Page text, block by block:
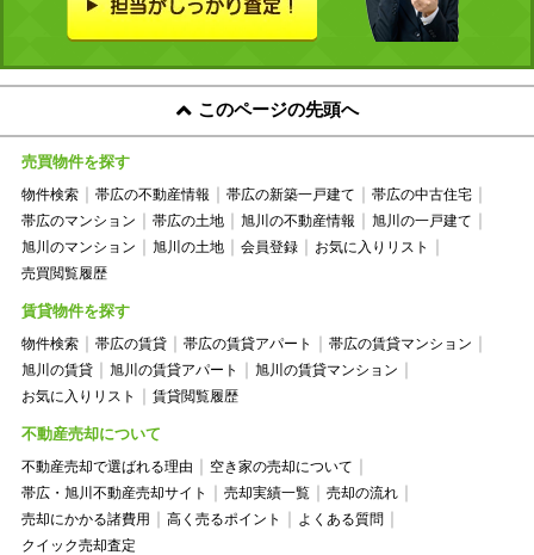
このページの先頭へ
売買物件を探す
物件検索 帯広の不動産情報 帯広の新築一戸建て
帯広の中古住宅
帯広のマンション
帯広の土地 旭川の不動産情報
旭川の一戸建て
旭川のマンション
旭川の土地 会員登録
お気に入りリスト
売買閲覧履歴
賃貸物件を探す
物件検索 帯広の賃貸 帯広の賃貸アパート
帯広の賃貸マンション
旭川の賃貸
旭川の賃貸アパート
旭川の賃貸マンション
お気に入りリスト
賃貸閲覧履歴
不動産売却について
不動産売却で選ばれる理由
空き家の売却について
帯広・旭川不動産売却サイト
売却実績一覧
売却の流れ
売却にかかる諸費用
高く売るポイント
よくある質問
クイック売却査定